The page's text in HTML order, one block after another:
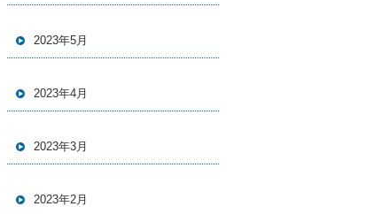
2023年5月
2023年4月
2023年3月
2023年2月